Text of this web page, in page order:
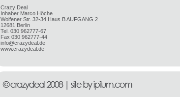
Crazy Deal
Inhaber Marco Höche
Wolfener Str. 32-34 Haus B AUFGANG 2
12681 Berlin
Tel. 030 962777-67
Fax 030 962777-44
info@crazydeal.de
www.crazydeal.de